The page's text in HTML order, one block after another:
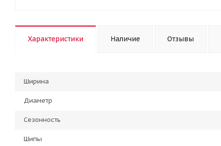
Характеристики Наличие Отзывы
Ширина
Диаметр
Сезонность
Шипы